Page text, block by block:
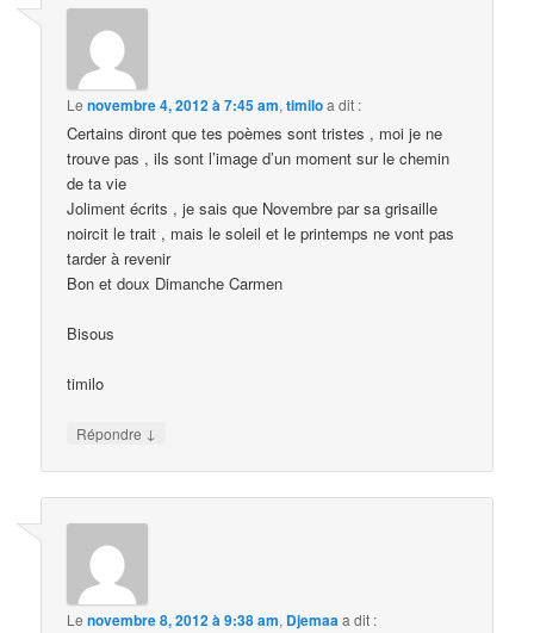
Lenovembre 4, 2012 à 7:45 am,timiloa dit :
Certains diront que tes poèmes sont tristes , moi je ne
trouve pas , ils sont l’image d’un moment sur le chemin
de ta vie
Joliment écrits , je sais que Novembre par sa grisaille
noircit le trait , mais le soleil et le printemps ne vont pas
tarder à revenir
Bon et doux Dimanche Carmen
Bisous
timilo
Répondre ↓
Lenovembre 8, 2012 à 9:38 am, Djemaaa dit :